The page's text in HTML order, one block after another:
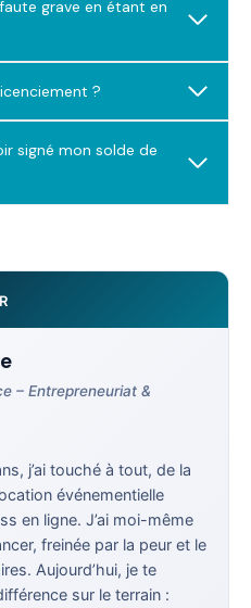
grave en étant en
?
signé mon solde de
– Entrepreneuriat &
j’ai touché à tout, de la
événementielle
en ligne. J’ai moi-même
freinée par la peur et le
Aujourd’hui, je te
sur le terrain :